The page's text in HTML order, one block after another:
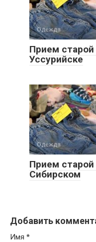
Одежда
Прием
Уссурийске
Одежда
Прием
Сибирском
Добавить
Имя *